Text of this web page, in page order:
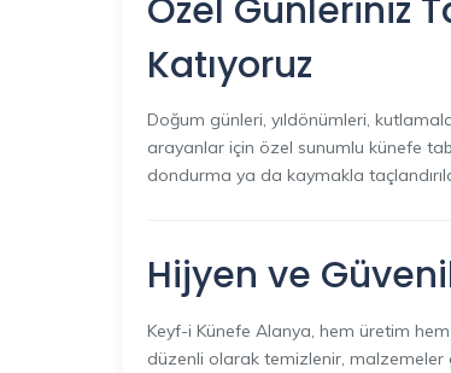
Özel Günleriniz
Katıyoruz
Doğum günleri, yıldönümleri,
arayanlar için özel sunumlu künefe
dondurma ya da kaymakla
Hijyen ve
Keyf-i Künefe Alanya, hem üretim
düzenli olarak temizlenir, malzemeler